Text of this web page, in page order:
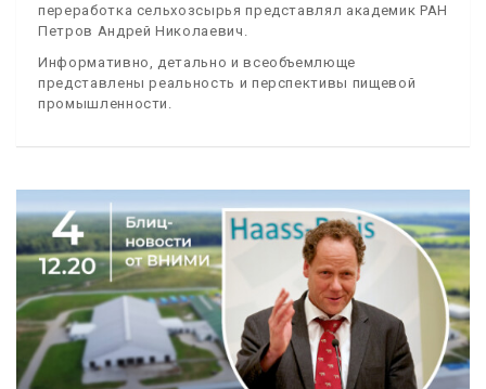
переработка сельхозсырья представлял академик РАН
Петров Андрей Николаевич.
Информативно, детально и всеобъемлюще
представлены реальность и перспективы пищевой
промышленности.